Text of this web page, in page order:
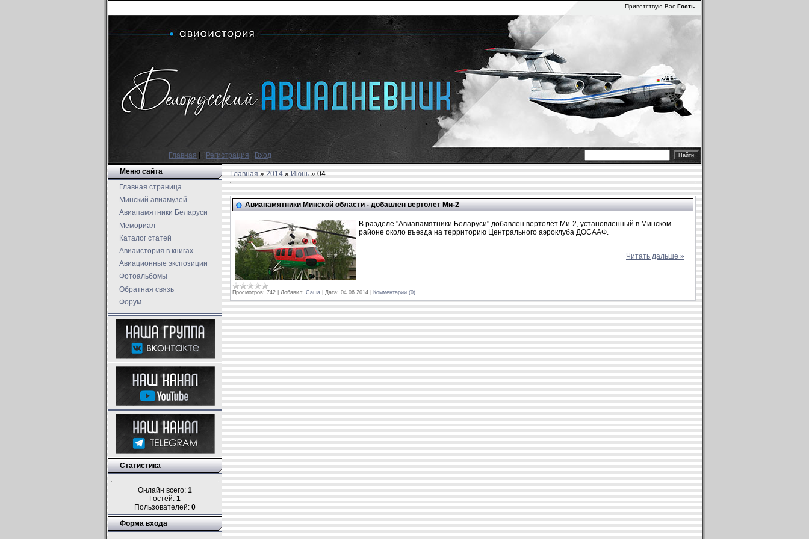
Приветствую Вас Гость
Главная Регистрация
Вход
Меню сайта
Главная страница
Минский авиамузей
Авиапамятники Беларуси
Мемориал
Каталог статей
Авиаистория в книгах
Авиационные экспозиции
Фотоальбомы
Обратная связь
Форум
Статистика
Онлайн всего: 1
Гостей: 1
Пользователей: 0
Форма входа
Главная»2014 » Июнь » 04
Авиапамятники Минской области - добавлен вертолёт Ми-2
В разделе "Авиапамятники Беларуси" добавлен вертолёт Ми-2, установленный в Минском
районе около въезда на территорию Центрального аэроклуба ДОСААФ.
Читать дальше »
Просмотров: 742 Добавил: Саша Дата: 04.06.2014 Комментарии (0)